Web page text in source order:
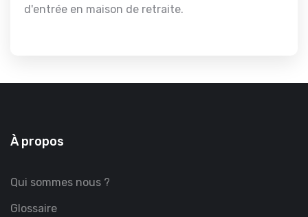
d'entrée en maison de retraite.
À propos
Qui sommes nous ?
Glossaire